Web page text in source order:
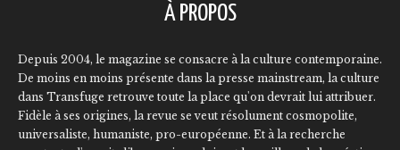
À PROPOS
Depuis 2004, le magazine se consacre à la culture contemporaine.
De moins en moins présente dans la presse mainstream, la culture
dans Transfuge retrouve toute la place qu'on devrait lui attribuer.
Fidèle à ses origines, la revue se veut résolument cosmopolite,
universaliste, humaniste, pro-européenne. Et à la recherche